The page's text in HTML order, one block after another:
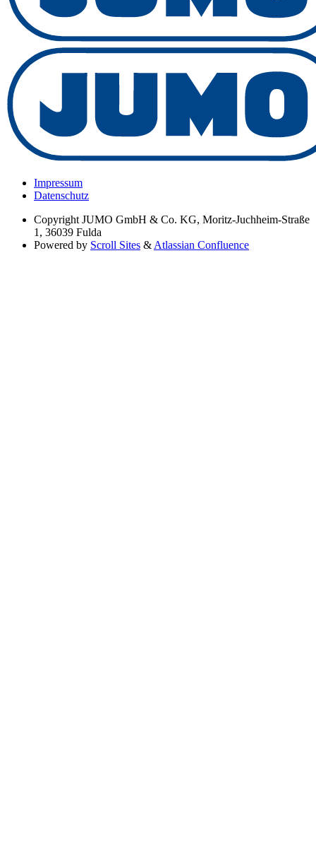
Impressum
Datenschutz
Copyright JUMO GmbH & Co. KG, Moritz-Juchheim-Straße
1, 36039 Fulda
Powered by Scroll Sites & Atlassian Confluence